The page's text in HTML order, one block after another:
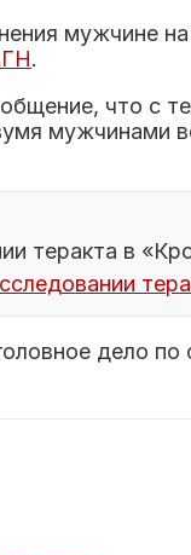
мужчине
.
что с
мужчинами
теракта в
дело